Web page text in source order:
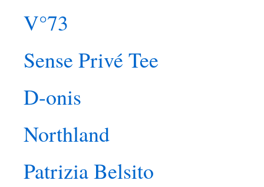
V°73
Sense Privé Tee
D-onis
Northland
Patrizia Belsito